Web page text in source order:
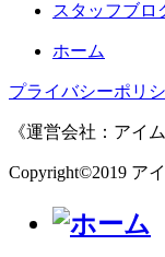
スタッフブロ
ホーム
プライバシーポリ
《運営会社：アイ
Copyright©2019 ア